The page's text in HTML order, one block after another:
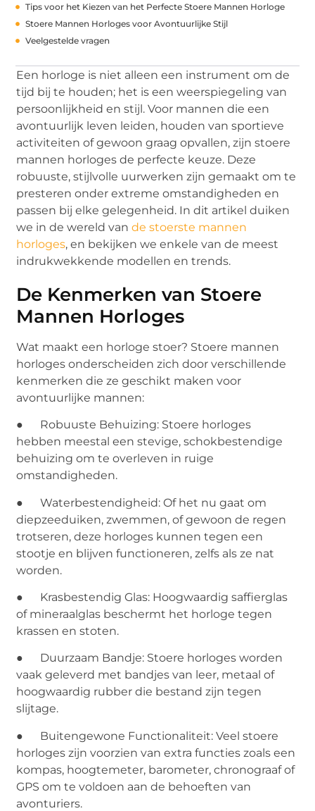
Tips voor het Kiezen van het Perfecte Stoere Mannen Horloge
Stoere Mannen Horloges voor Avontuurlijke Stijl
Veelgestelde vragen
Een horloge is niet alleen een instrument om de
tijd bij te houden; het is een weerspiegeling van
persoonlijkheid en stijl. Voor mannen die een
avontuurlijk leven leiden, houden van sportieve
activiteiten of gewoon graag opvallen, zijn stoere
mannen horloges de perfecte keuze. Deze
robuuste, stijlvolle uurwerken zijn gemaakt om te
presteren onder extreme omstandigheden en
passen bij elke gelegenheid. In dit artikel duiken
we in de wereld vande stoerste mannen
horloges, en bekijken we enkele van de meest
indrukwekkende modellen en trends.
De Kenmerken van Stoere
Mannen Horloges
Wat maakt een horloge stoer? Stoere mannen
horloges onderscheiden zich door verschillende
kenmerken die ze geschikt maken voor
avontuurlijke mannen:
● Robuuste Behuizing: Stoere horloges
hebben meestal een stevige, schokbestendige
behuizing om te overleven in ruige
omstandigheden.
● Waterbestendigheid: Of het nu gaat om
diepzeeduiken, zwemmen, of gewoon de regen
trotseren, deze horloges kunnen tegen een
stootje en blijven functioneren, zelfs als ze nat
worden.
● Krasbestendig Glas: Hoogwaardig saffierglas
of mineraalglas beschermt het horloge tegen
krassen en stoten.
● Duurzaam Bandje: Stoere horloges worden
vaak geleverd met bandjes van leer, metaal of
hoogwaardig rubber die bestand zijn tegen
slijtage.
● Buitengewone Functionaliteit: Veel stoere
horloges zijn voorzien van extra functies zoals een
kompas, hoogtemeter, barometer, chronograaf of
GPS om te voldoen aan de behoeften van
avonturiers.